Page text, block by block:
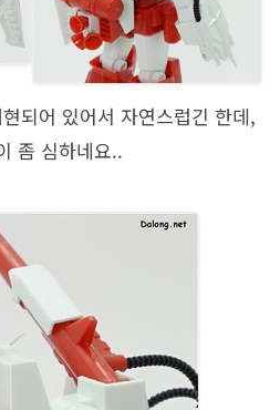
되어 있어서 자연스럽긴 한데,
좀 심하네요..